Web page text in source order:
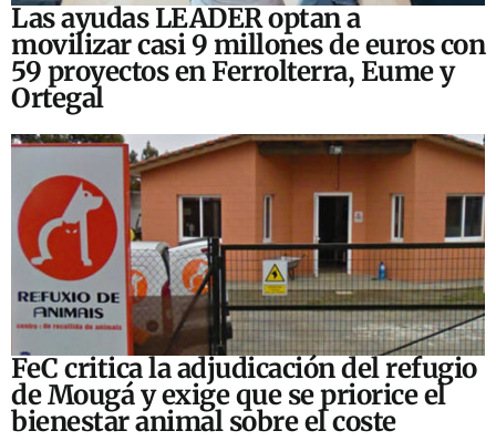
Las ayudas LEADER optan a
movilizar casi 9 millones de euros con
59 proyectos en Ferrolterra, Eume y
Ortegal
FeC critica la adjudicación del refugio
de Mougá y exige que se priorice el
bienestar animal sobre el coste